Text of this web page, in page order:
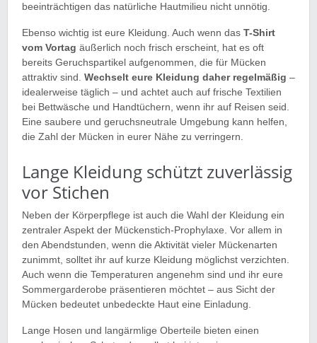
beeinträchtigen das natürliche Hautmilieu nicht unnötig.
Ebenso wichtig ist eure Kleidung. Auch wenn das T-Shirt
vom Vortag äußerlich noch frisch erscheint, hat es oft
bereits Geruchspartikel aufgenommen, die für Mücken
attraktiv sind. Wechselt eure Kleidung daher regelmäßig –
idealerweise täglich – und achtet auch auf frische Textilien
bei Bettwäsche und Handtüchern, wenn ihr auf Reisen seid.
Eine saubere und geruchsneutrale Umgebung kann helfen,
die Zahl der Mücken in eurer Nähe zu verringern.
Lange Kleidung schützt zuverlässig
vor Stichen
Neben der Körperpflege ist auch die Wahl der Kleidung ein
zentraler Aspekt der Mückenstich-Prophylaxe. Vor allem in
den Abendstunden, wenn die Aktivität vieler Mückenarten
zunimmt, solltet ihr auf kurze Kleidung möglichst verzichten.
Auch wenn die Temperaturen angenehm sind und ihr eure
Sommergarderobe präsentieren möchtet – aus Sicht der
Mücken bedeutet unbedeckte Haut eine Einladung.
Lange Hosen und langärmlige Oberteile bieten einen